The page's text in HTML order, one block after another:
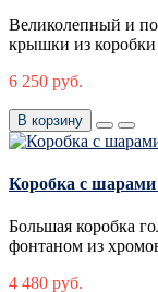
Великолепный и
крышки из
6 250 руб.
В корзину
Коробка с
Большая коробка
фонтаном из
4 480 руб.